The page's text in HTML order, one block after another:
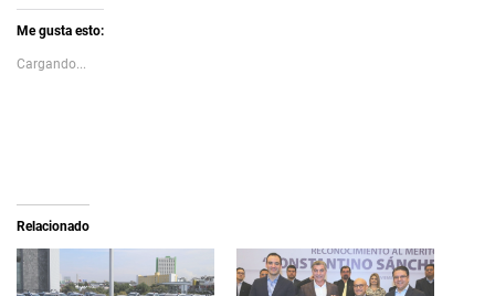
k
t
s
h
e
b
r
n
e
a
Me gusta esto:
Cargando...
Relacionado